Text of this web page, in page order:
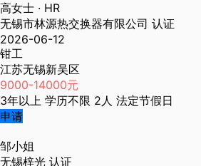
高女士 · HR
无锡市林源热交换器有限公司 认证
2026-06-12
钳工
江苏无锡新吴区
9000-14000元
3年以上 学历不限 2人 法定节假日
申请
邹小姐
无锡梓光 认证